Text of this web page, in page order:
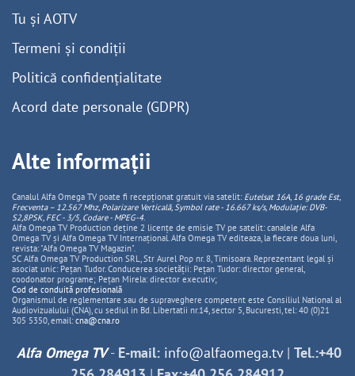
Tu și AOTV
Termeni și condiții
Politică confidențialitate
Acord date personale (GDPR)
Alte informații
Canalul Alfa Omega TV poate fi recepționat gratuit via satelit: Eutelsat 16A, 16 grade Est,
Frecventa – 12.567 Mhz, PolarizareVerticală, Symbol rate - 16.667 ks/s, Modulație: DVB-
S2,8PSK, FEC - 3/5, Codare - MPEG-4.
Alfa Omega TV Production deține 2 licențe de emisie TV pe satelit: canalele Alfa
Omega TV și Alfa Omega TV Internațional. Alfa Omega TV editeaza, la fiecare doua luni,
revista: "Alfa Omega TV Magazin".
SC Alfa Omega TV Production SRL, Str Aurel Pop nr. 8, Timisoara. Reprezentant legal și
asociat unic: Pețan Tudor. Conducerea societății: Pețan Tudor: director general,
coodonator programe; Pețan Mirela: director executiv;
Cod de conduită profesională
Organismul de reglementare sau de supraveghere competent este Consiliul National al
Audiovizualului (CNA), cu sediul in Bd. Libertatii nr.14, sector 5, Bucuresti, tel: 40 (0)21
305 5350, email: cna@cna.ro
Alfa Omega TV- E-mail: info@alfaomega.tv| Tel.:+40